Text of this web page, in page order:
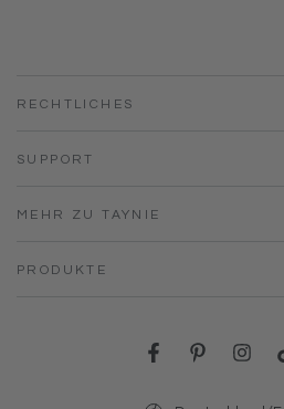
RECHTLICHES
SUPPORT
MEHR ZU TAYNIE
PRODUKTE
FacebookPinterest